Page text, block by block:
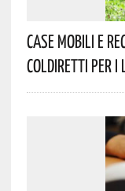
Case Mobili E
Coldiretti Per I